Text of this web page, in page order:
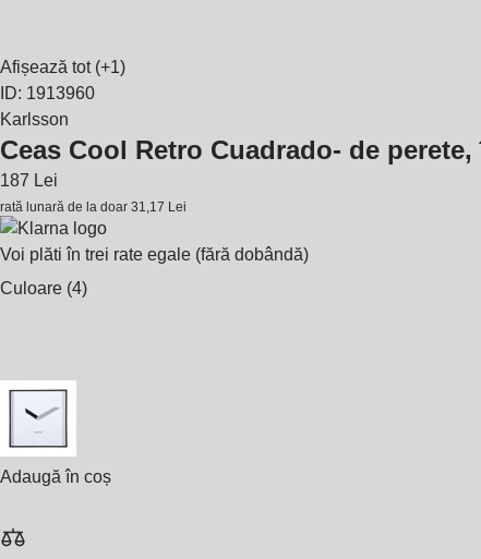
Afișează tot(+1)
ID: 1913960
Karlsson
Ceas Cool Retro Cuadrado- de
187 Lei
rată lunară de la doar 31,17 Lei
Voi plăti în trei rate egale (fără dobândă)
Culoare (4)
Adaugă în coș